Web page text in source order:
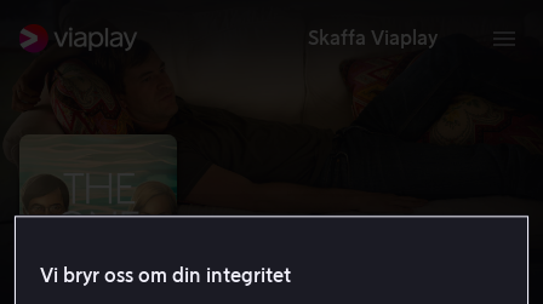
Skaffa Viaplay
Vi bryr oss om din integritet